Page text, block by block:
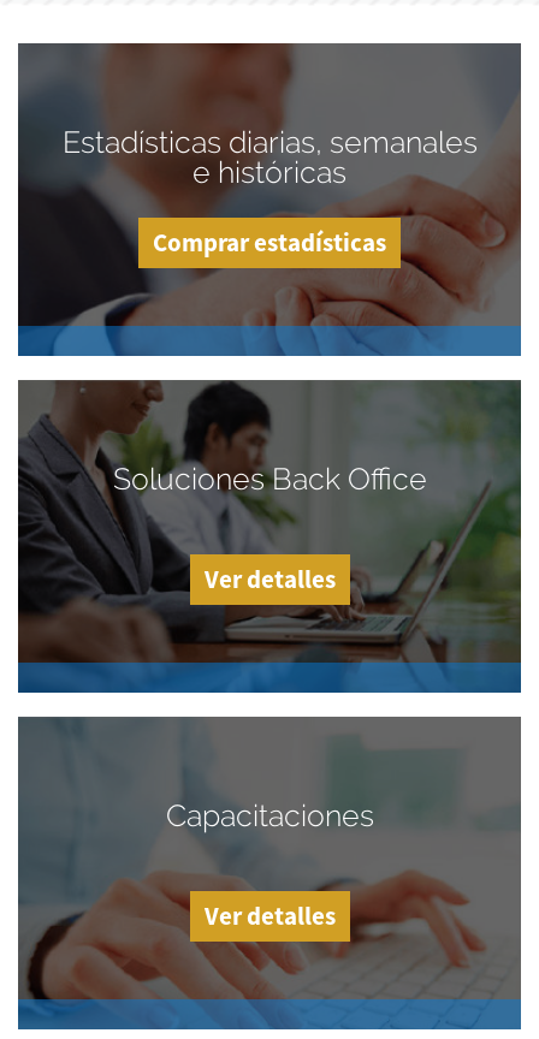
Estadísticas diarias, semanales
e históricas
Comprar estadísticas
Soluciones Back Office
Ver detalles
Capacitaciones
Ver detalles